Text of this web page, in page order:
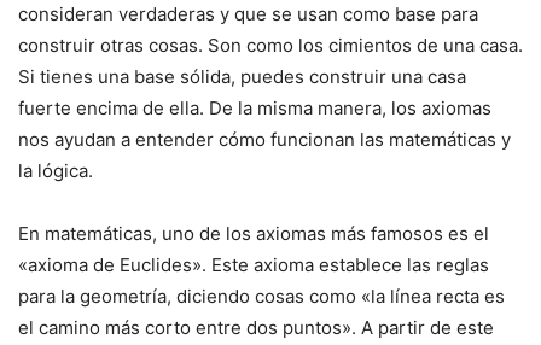
consideran verdaderas y que se usan como base para
construir otras cosas. Son como los cimientos de una casa.
Si tienes una base sólida, puedes construir una casa
fuerte encima de ella. De la misma manera, los axiomas
nos ayudan a entender cómo funcionan las matemáticas y
la lógica.
En matemáticas, uno de los axiomas más famosos es el
«axioma de Euclides». Este axioma establece las reglas
para la geometría, diciendo cosas como «la línea recta es
el camino más corto entre dos puntos». A partir de este